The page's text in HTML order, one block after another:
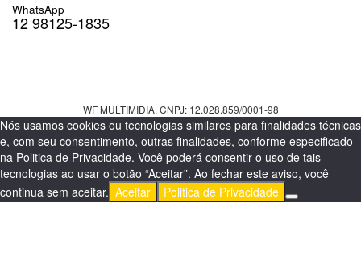
WhatsApp
12 98125-1835
WF MULTIMIDIA, CNPJ: 12.028.859/0001-98
Nós usamos cookies ou tecnologias similares para finalidades técnicas
e, com seu consentimento, outras finalidades, conforme especificado
na Politica de Privacidade. Você poderá consentir o uso de tais
tecnologias ao usar o botão “Aceitar”. Ao fechar este aviso, você
continua sem aceitar. Aceitar Politica de Privacidade